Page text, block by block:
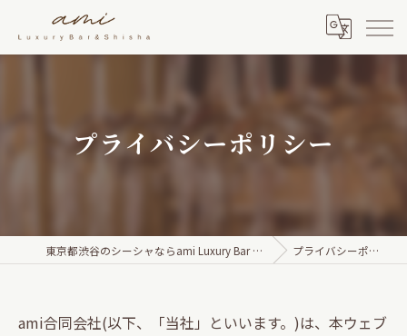
プライバシーポリシー
東京都渋谷のシーシャならami Luxury Bar & Shisha プライバシーポリシー
ami合同会社(以下、「当社」といいます。)は、本ウェブ